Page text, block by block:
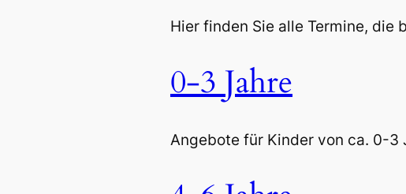
Hier finden Sie alle Termine, die
0-3 Jahre
Angebote für Kinder von ca. 0-3